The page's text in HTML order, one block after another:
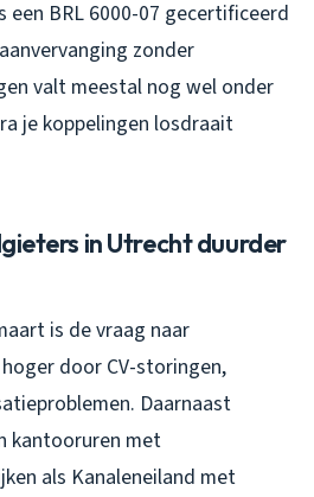
een BRL 6000-07 gecertificeerd
zonder
valt meestal nog wel onder
je koppelingen losdraait
in Utrecht duurder
is de vraag naar
door CV-storingen,
Daarnaast
kantooruren met
als Kanaleneiland met